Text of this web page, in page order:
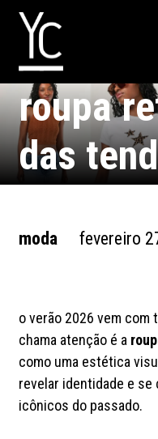
por que
roupa
das
moda fevereiro
o verão 2026 vem com
chama atenção é a
como uma estética
revelar identidade e
icônicos do passado.